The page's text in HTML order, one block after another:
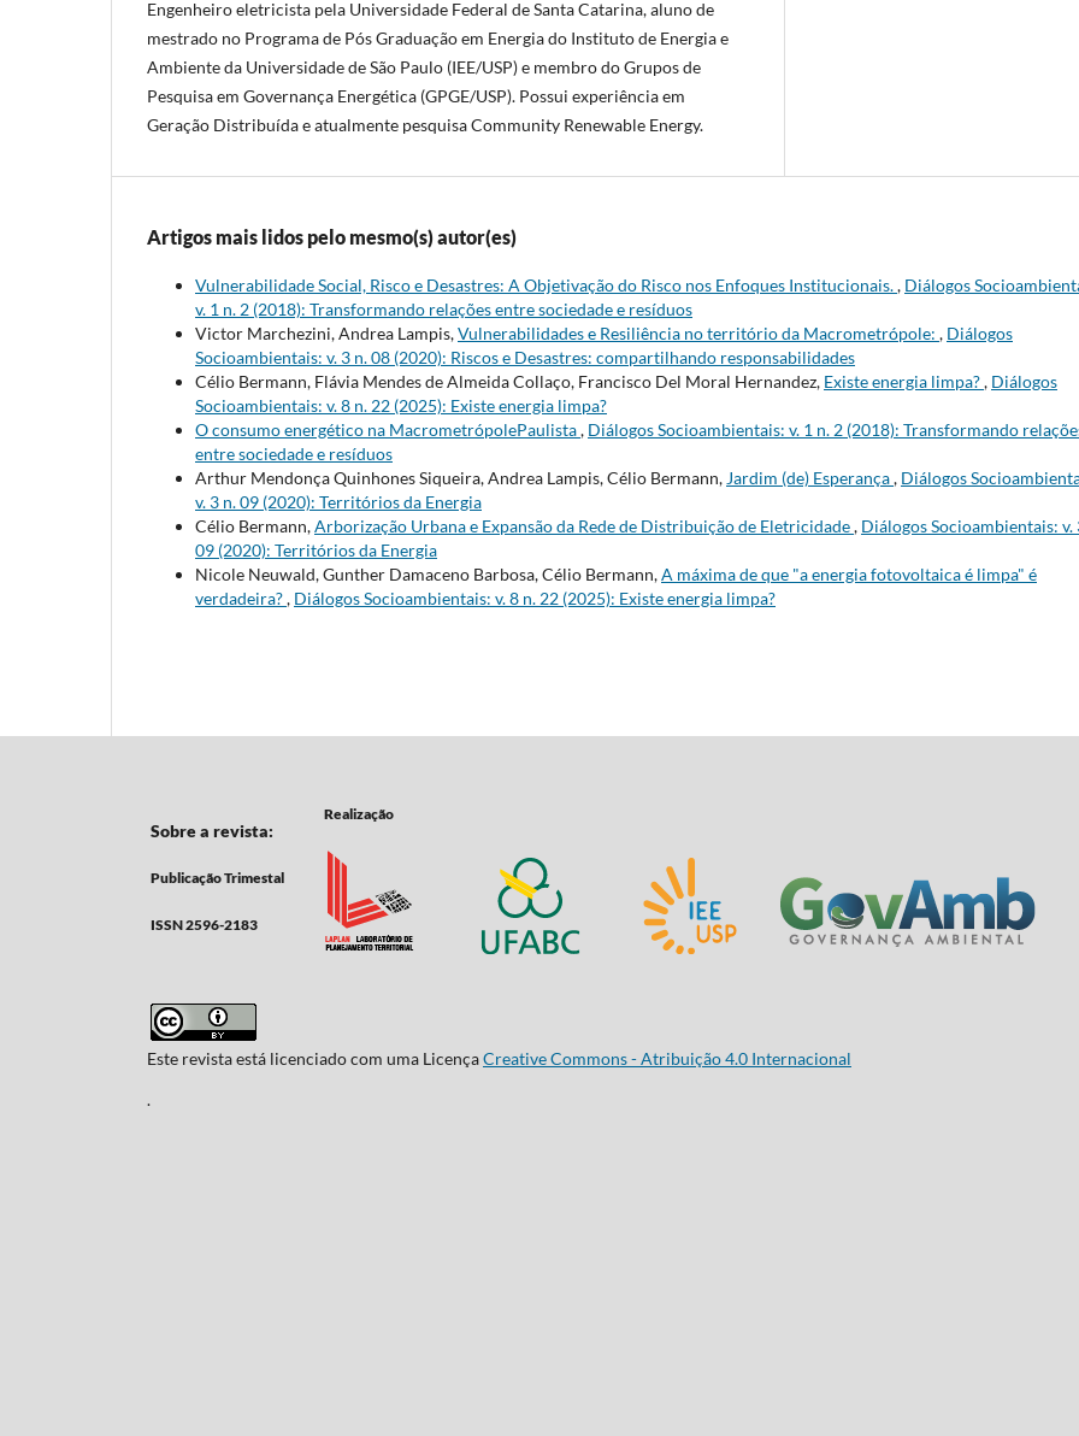
Engenheiro eletricista pela Universidade Federal de Santa Catarina, aluno de
mestrado no Programa de Pós Graduação em Energia do Instituto de Energia e
Ambiente da Universidade de São Paulo (IEE/USP) e membro do Grupos de
Pesquisa em Governança Energética (GPGE/USP). Possui experiência em
Geração Distribuída e atualmente pesquisa Community Renewable Energy.
Artigos mais lidos pelo mesmo(s) autor(es)
Vulnerabilidade Social, Risco e Desastres: A Objetivação do Risco nos Enfoques Institucionais., Diálogos
v. 1 n. 2 (2018): Transformando relações entre sociedade e resíduos
Victor Marchezini, Andrea Lampis,Vulnerabilidades e Resiliência no território da Macrometrópole: , Diálogos
Socioambientais: v. 3 n. 08 (2020): Riscos e Desastres: compartilhando responsabilidades
Célio Bermann, Flávia Mendes de Almeida Collaço, Francisco Del Moral Hernandez, Existe energia limpa?, Diálogos
Socioambientais: v. 8 n. 22 (2025): Existe energia limpa?
O consumo energético na MacrometrópolePaulista, Diálogos Socioambientais: v. 1 n. 2 (2018): Transformando
entre sociedade e resíduos
Arthur Mendonça Quinhones Siqueira, Andrea Lampis, Célio Bermann, Jardim (de) Esperança, Diálogos
v. 3 n. 09 (2020): Territórios da Energia
Célio Bermann,Arborização Urbana e Expansão da Rede de Distribuição de Eletricidade, Diálogos Socioambientais: v.
09 (2020): Territórios da Energia
Nicole Neuwald, Gunther Damaceno Barbosa, Célio Bermann,A máxima de que "a energia fotovoltaica é limpa" é
verdadeira?, Diálogos Socioambientais: v. 8 n. 22 (2025): Existe energia limpa?
Sobre a revista:
Publicação Trimestal
ISSN 2596-2183
Realização
Este revista está licenciado com uma LicençaCreative Commons - Atribuição 4.0 Internacional
.